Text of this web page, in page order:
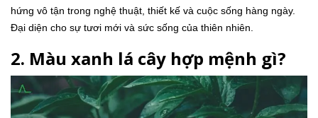
hứng vô tận trong nghệ thuật, thiết kế và cuộc sống hàng ngày.
Đại diện cho sự tươi mới và sức sống của thiên nhiên.
2. Màu xanh lá cây hợp mệnh gì?